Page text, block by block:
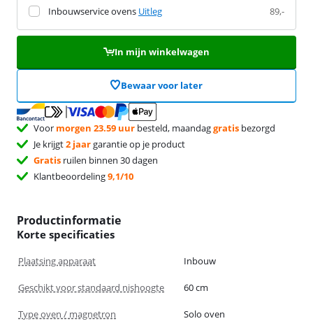
Inbouwservice ovens Uitleg 89,-
In mijn winkelwagen
Bewaar voor later
Voor morgen 23.59 uur besteld, maandaggratis bezorgd
Je krijgt2 jaargarantie op je product
Gratis ruilen binnen 30 dagen
Klantbeoordeling9,1/10
Productinformatie
Korte specificaties
Plaatsing apparaat Inbouw
Geschikt voor standaard nishoogte 60 cm
Type oven / magnetron Solo oven